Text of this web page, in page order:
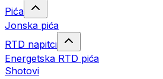
Pića
Jonska pića
RTD napitci
Energetska RTD pića
Shotovi